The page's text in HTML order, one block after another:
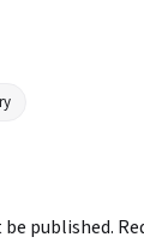
published.